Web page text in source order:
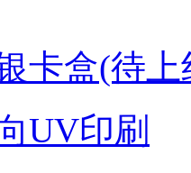
卡盒(待上
UV印刷